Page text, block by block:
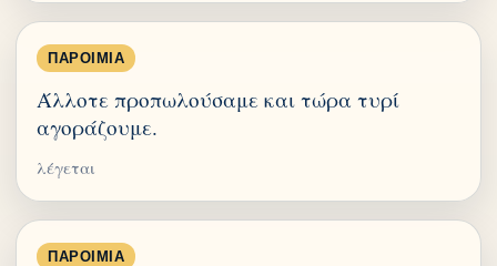
ΠΑΡΟΙΜΊΑ
Άλλοτε προπωλούσαμε και τώρα τυρί
αγοράζουμε.
λέγεται
ΠΑΡΟΙΜΊΑ